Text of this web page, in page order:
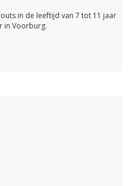
in de leeftijd van 7 tot 11 jaar
in Voorburg.